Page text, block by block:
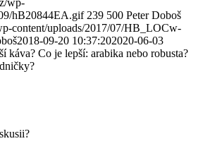
wp-
hB20844EA.gif 239 500 Peter Doboš
content/uploads/2017/07/HB_LOCw-
2018-09-20 10:37:202020-06-03
káva? Co je lepší: arabika nebo robusta?